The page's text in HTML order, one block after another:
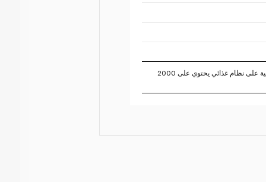
تستند النسبة المئوية للقيم اليومية على نظام غذائي يحتوي على 2000